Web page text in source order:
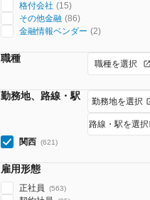
格付会社 (15)
その他金融 (86)
金融情報ベンダー (2)
職種 職種を選択
勤務地、路線・駅 勤務地を選択
路線・駅を選択
関西 (621)
雇用形態
正社員 (563)